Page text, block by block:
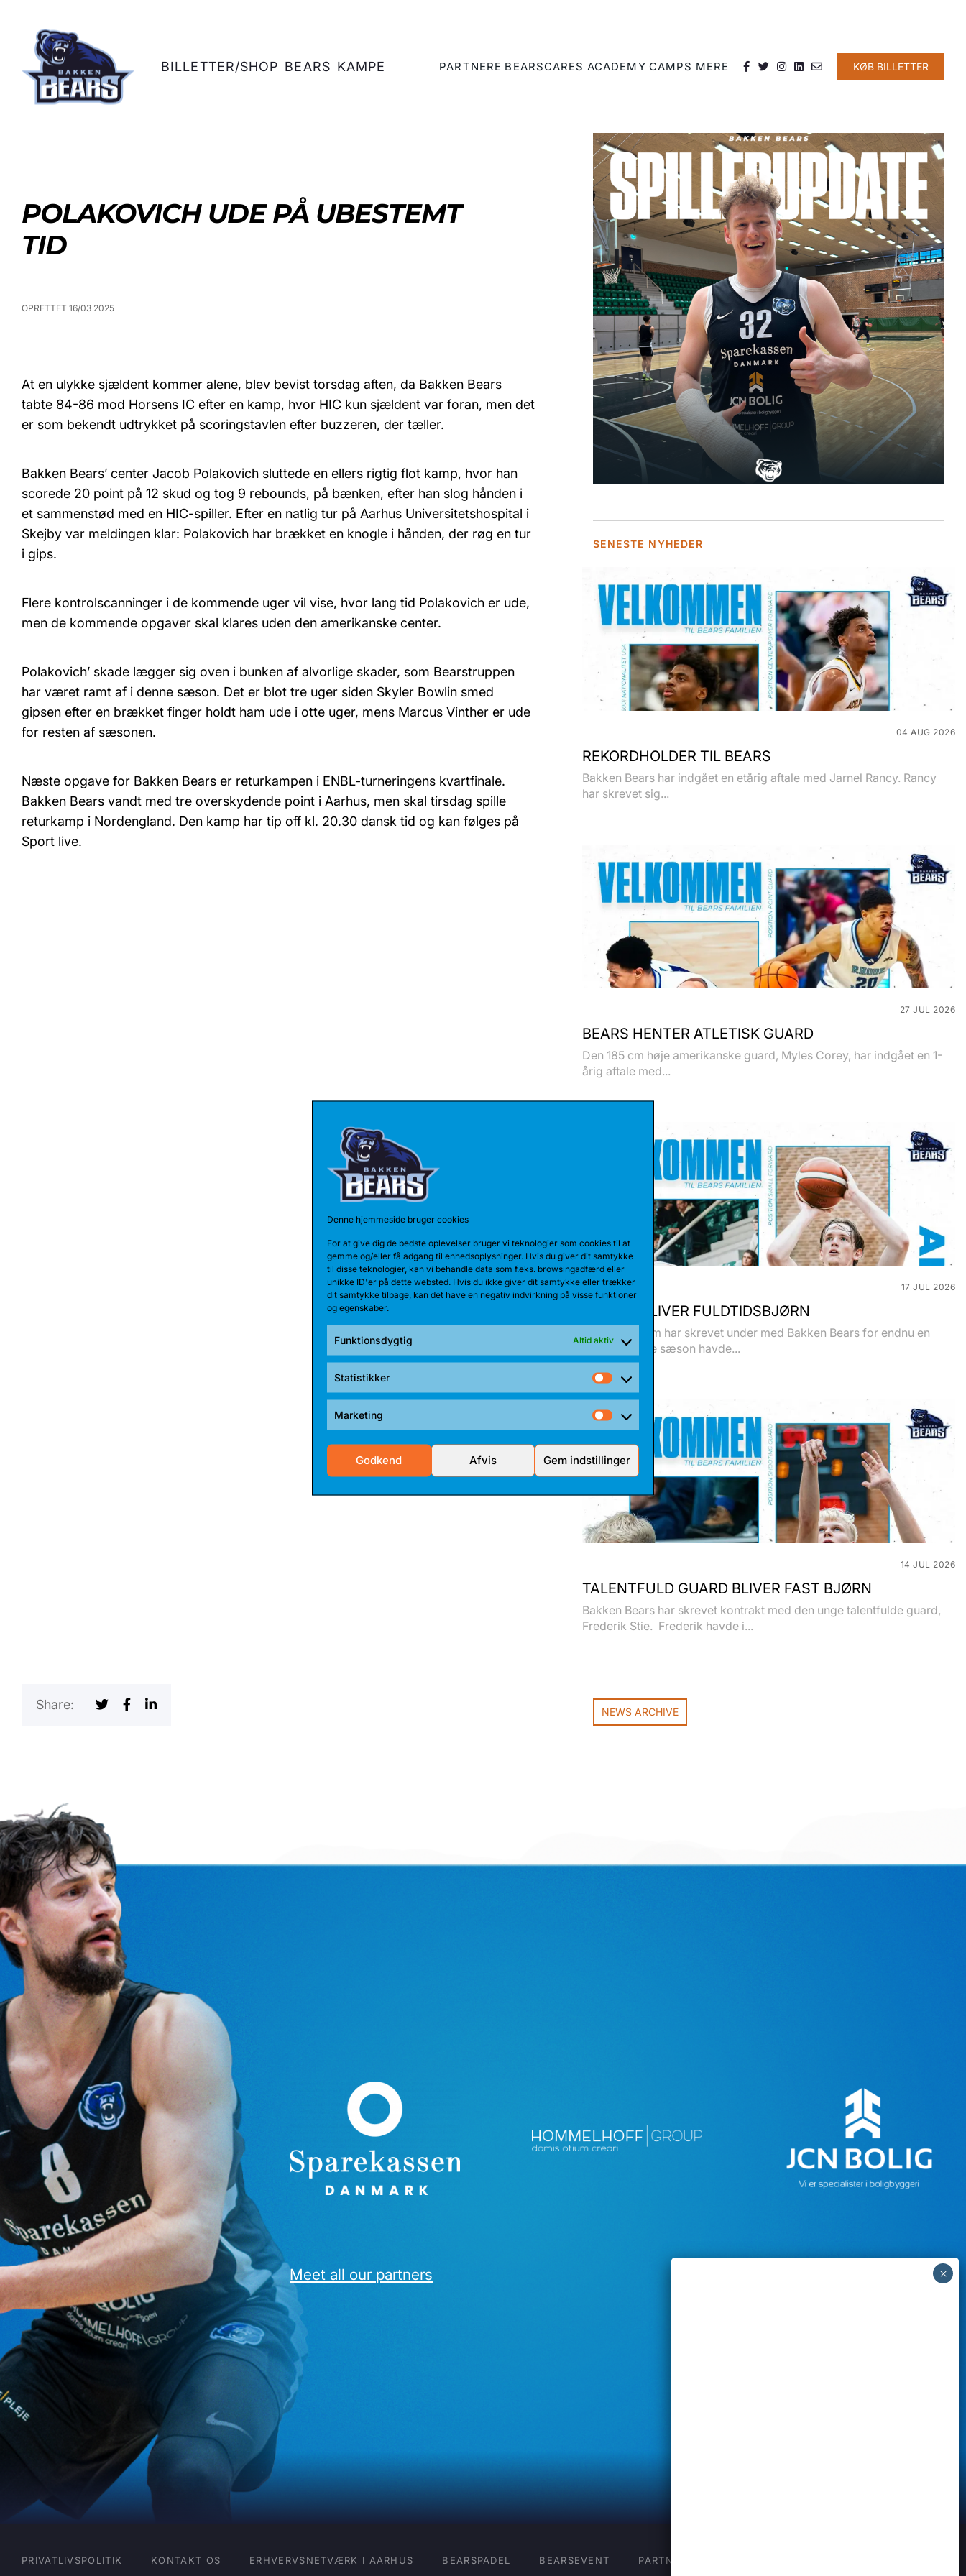
Denne hjemmeside bruger cookies
For at give dig de bedste oplevelser bruger vi teknologier som cookies til at
gemme og/eller få adgang til enhedsoplysninger. Hvis du giver dit samtykke
til disse teknologier, kan vi behandle data som f.eks. browsingadfærd eller
unikke ID'er på dette websted. Hvis du ikke giver dit samtykke eller trækker
dit samtykke tilbage, kan det have en negativ indvirkning på visse funktioner
og egenskaber.
Funktionsdygtig Altid aktiv
Statistikker
Statistikker
Marketing
Marketing
Godkend Afvis Gem indstillinger
BILLETTER/SHOP BEARS KAMPE PARTNERE BEARSCARES ACADEMY CAMPS MERE KØB BILLETTER
POLAKOVICH UDE PÅ UBESTEMT
TID
OPRETTET 16/03 2025
At en ulykke sjældent kommer alene, blev bevist torsdag aften, da Bakken Bears
tabte 84-86 mod Horsens IC efter en kamp, hvor HIC kun sjældent var foran, men det
er som bekendt udtrykket på scoringstavlen efter buzzeren, der tæller.
Bakken Bears’ center Jacob Polakovich sluttede en ellers rigtig flot kamp, hvor han
scorede 20 point på 12 skud og tog 9 rebounds, på bænken, efter han slog hånden i
et sammenstød med en HIC-spiller. Efter en natlig tur på Aarhus Universitetshospital i
Skejby var meldingen klar: Polakovich har brækket en knogle i hånden, der røg en tur
i gips.
Flere kontrolscanninger i de kommende uger vil vise, hvor lang tid Polakovich er ude,
men de kommende opgaver skal klares uden den amerikanske center.
Polakovich’ skade lægger sig oven i bunken af alvorlige skader, som Bearstruppen
har været ramt af i denne sæson. Det er blot tre uger siden Skyler Bowlin smed
gipsen efter en brækket finger holdt ham ude i otte uger, mens Marcus Vinther er ude
for resten af sæsonen.
Næste opgave for Bakken Bears er returkampen i ENBL-turneringens kvartfinale.
Bakken Bears vandt med tre overskydende point i Aarhus, men skal tirsdag spille
returkamp i Nordengland. Den kamp har tip off kl. 20.30 dansk tid og kan følges på
Sport live.
Share:
SENESTE NYHEDER
04 AUG 2026
REKORDHOLDER TIL BEARS
Bakken Bears har indgået en etårig aftale med Jarnel Rancy. Rancy
har skrevet sig...
27 JUL 2026
BEARS HENTER ATLETISK GUARD
Den 185 cm høje amerikanske guard, Myles Corey, har indgået en 1-
årig aftale med...
17 JUL 2026
TALENT BLIVER FULDTIDSBJØRN
Anton Katholm har skrevet under med Bakken Bears for endnu en
sæson. Sidste sæson havde...
14 JUL 2026
TALENTFULD GUARD BLIVER FAST BJØRN
Bakken Bears har skrevet kontrakt med den unge talentfulde guard,
Frederik Stie. Frederik havde i...
NEWS ARCHIVE
Meet all our partners
PRIVATLIVSPOLITIK KONTAKT OS ERHVERVSNETVÆRK I AARHUS BEARSPADEL BEARSEVENT PARTNER ANNONCER